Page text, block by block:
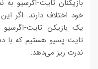
خود اختلاف دارند. اگر
یک بازیکن تایت-اگرسیو
تایت-پسیو هستیم که با
ندرت ریز می‌دهد.